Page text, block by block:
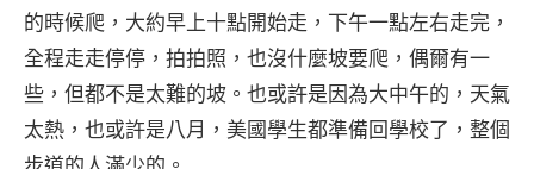
的時候爬，大約早上十點開始走，下午一點左右走完，
全程走走停停，拍拍照，也沒什麼坡要爬，偶爾有一
些，但都不是太難的坡。也或許是因為大中午的，天氣
太熱，也或許是八月，美國學生都準備回學校了，整個